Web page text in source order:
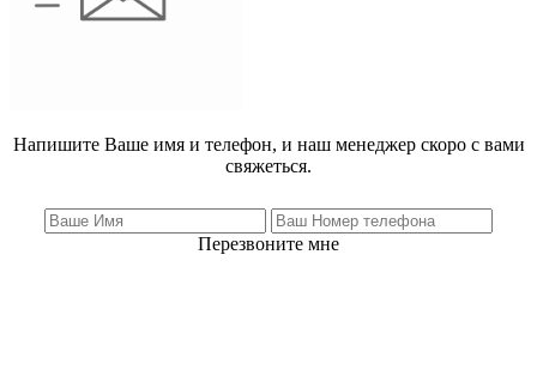
Напишите Ваше имя и телефон, и наш менеджер скоро с вами
свяжеться.
Перезвоните мне